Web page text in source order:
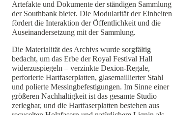
Artefakte und Dokumente der ständigen Sammlung
der Southbank bietet. Die Modularität der Einheiten
fördert die Interaktion der Öffentlichkeit und die
Auseinandersetzung mit der Sammlung.
Die Materialität des Archivs wurde sorgfältig
bedacht, um das Erbe der Royal Festival Hall
widerzuspiegeln – verzinkte Dexion-Regale,
perforierte Hartfaserplatten, glasemaillierter Stahl
und polierte Messingbefestigungen. Im Sinne einer
größeren Nachhaltigkeit ist das gesamte Studio
zerlegbar, und die Hartfaserplatten bestehen aus